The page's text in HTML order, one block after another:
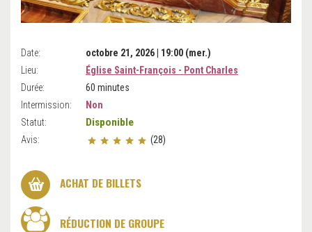
Date:
octobre 21, 2026 | 19:00 (mer.)
Lieu:
Église Saint-François - Pont Charles
Durée:
60 minutes
Intermission:
Non
Statut:
Disponible
Avis: (28)
ACHAT DE BILLETS
RÉDUCTION DE GROUPE